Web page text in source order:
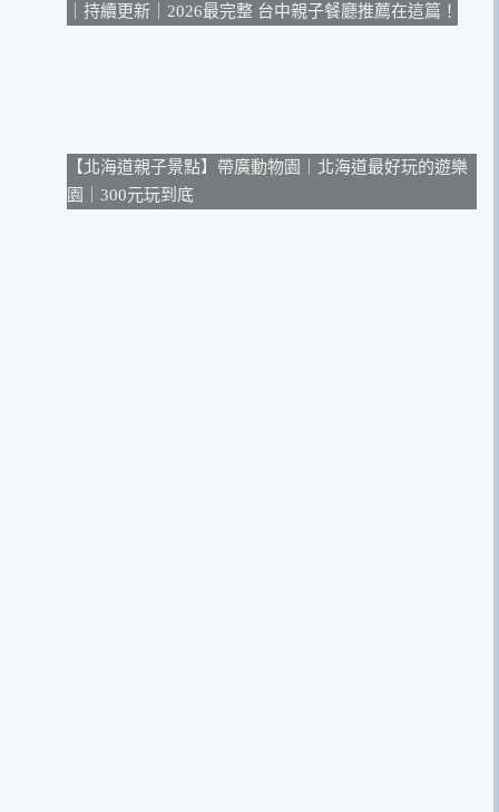
｜持續更新｜2026最完整 台中親子餐廳推薦在這篇！
【北海道親子景點】帶廣動物園｜北海道最好玩的遊樂
園｜300元玩到底